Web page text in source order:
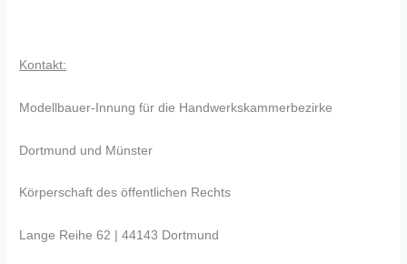
Kontakt:
Modellbauer-Innung für die Handwerkskammerbezirke
Dortmund und Münster
Körperschaft des öffentlichen Rechts
Lange Reihe 62 | 44143 Dortmund